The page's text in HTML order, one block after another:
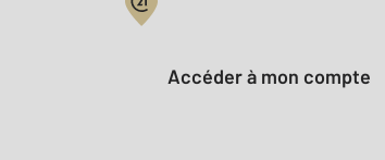
Votre compte :
Accéder à mon compte